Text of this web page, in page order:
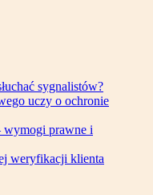
sygnalistów?
uczy o ochronie
wymogi prawne i
weryfikacji klienta